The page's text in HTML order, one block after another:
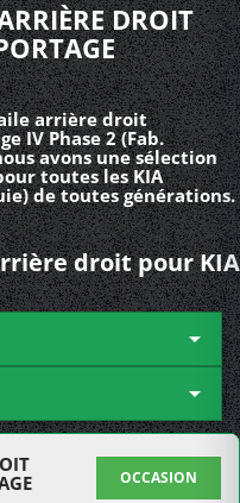
DROIT
arrière droit
IV Phase 2 (Fab.
avons une sélection
toutes les KIA
de toutes générations.
droit pour KIA


OCCASION